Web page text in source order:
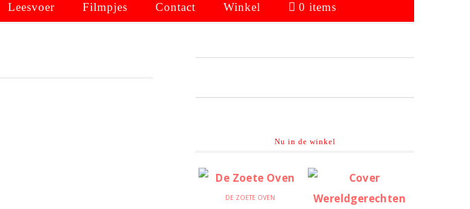
Leesvoer Filmpjes Contact Winkel 0 items
Nu in de winkel
DE ZOETE OVEN